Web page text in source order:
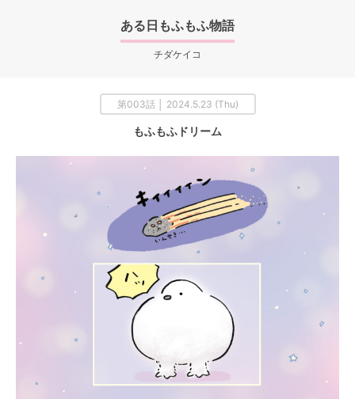
ある日もふもふ物語
チダケイコ
第003話 │ 2024.5.23 (Thu)
もふもふドリーム